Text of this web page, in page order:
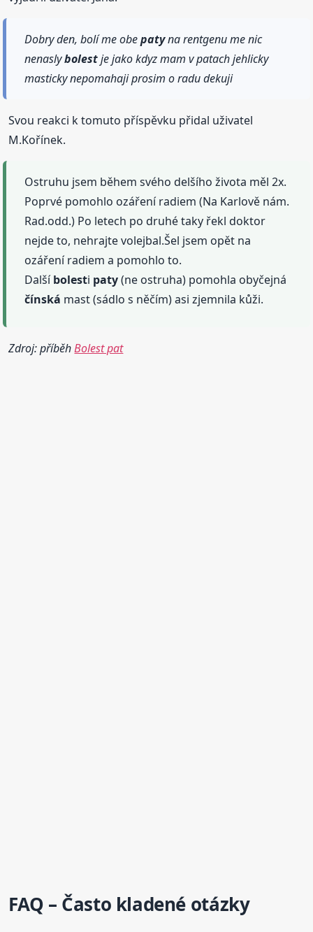
Dobry den, bolí me obepatyna rentgenu me nic
nenaslybolestje jako kdyz mam v patach jehlicky
masticky nepomahaji prosim o radu dekuji
Svou reakci k tomuto příspěvku přidal uživatel
M.Kořínek.
Ostruhu jsem během svého delšího života měl 2x.
Poprvé pomohlo ozáření radiem (Na Karlově nám.
Rad.odd.) Po letech po druhé taky řekl doktor
nejde to, nehrajte volejbal.Šel jsem opět na
ozáření radiem a pomohlo to.
Dalšíbolesti paty(ne ostruha) pomohla obyčejná
čínská mast (sádlo s něčím) asi zjemnila kůži.
Zdroj: příběhBolest pat
FAQ – Často kladené otázky